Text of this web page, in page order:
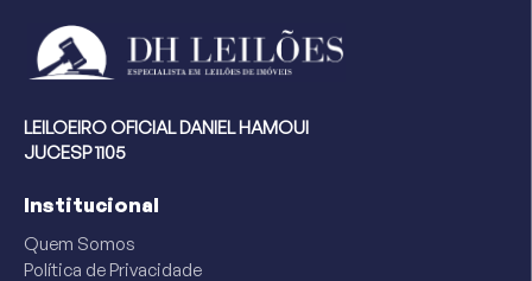
LEILOEIRO OFICIAL DANIEL HAMOUI
JUCESP 1105
Institucional
Quem Somos
Política de Privacidade